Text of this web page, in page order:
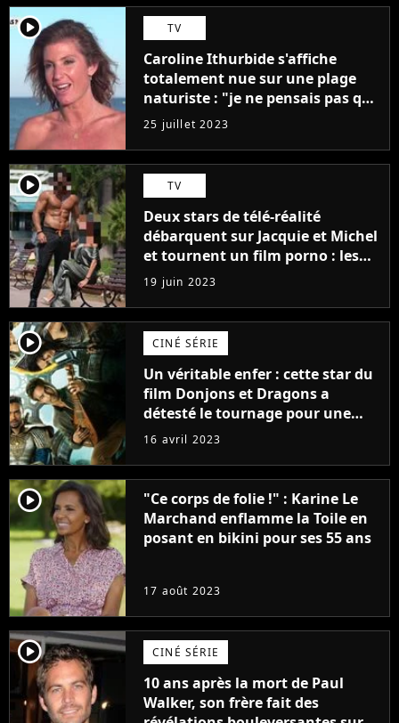
player2 TV
Caroline Ithurbide s'affiche
totalement nue sur une plage
naturiste : "je ne pensais pas que
j'arriverais à le faire..."
25 juillet 2023
player2 TV
Deux stars de télé-réalité
débarquent sur Jacquie et Michel
et tournent un film porno : les
premières images du tournage
(exclu)
19 juin 2023
player2 CINÉ SÉRIE
Un véritable enfer : cette star du
film Donjons et Dragons a
détesté le tournage pour une
raison très spéciale
16 avril 2023
player2
"Ce corps de folie !" : Karine Le
Marchand enflamme la Toile en
posant en bikini pour ses 55 ans
17 août 2023
player2 CINÉ SÉRIE
10 ans après la mort de Paul
Walker, son frère fait des